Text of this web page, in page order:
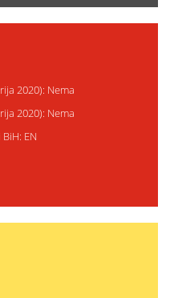
2020): Nema
2020): Nema
EN